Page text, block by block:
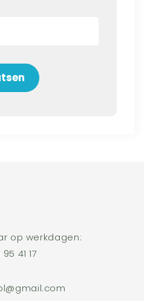
op werkdagen:
41 17